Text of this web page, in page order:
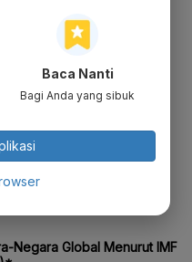
International
pada
pertumbuhan
tahun lalu hanya
meningkat
Baca Nanti
Bagi Anda yang sibuk